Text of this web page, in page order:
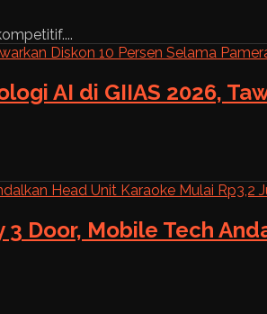
AI di GIIAS 2026,
Door, Mobile Tech